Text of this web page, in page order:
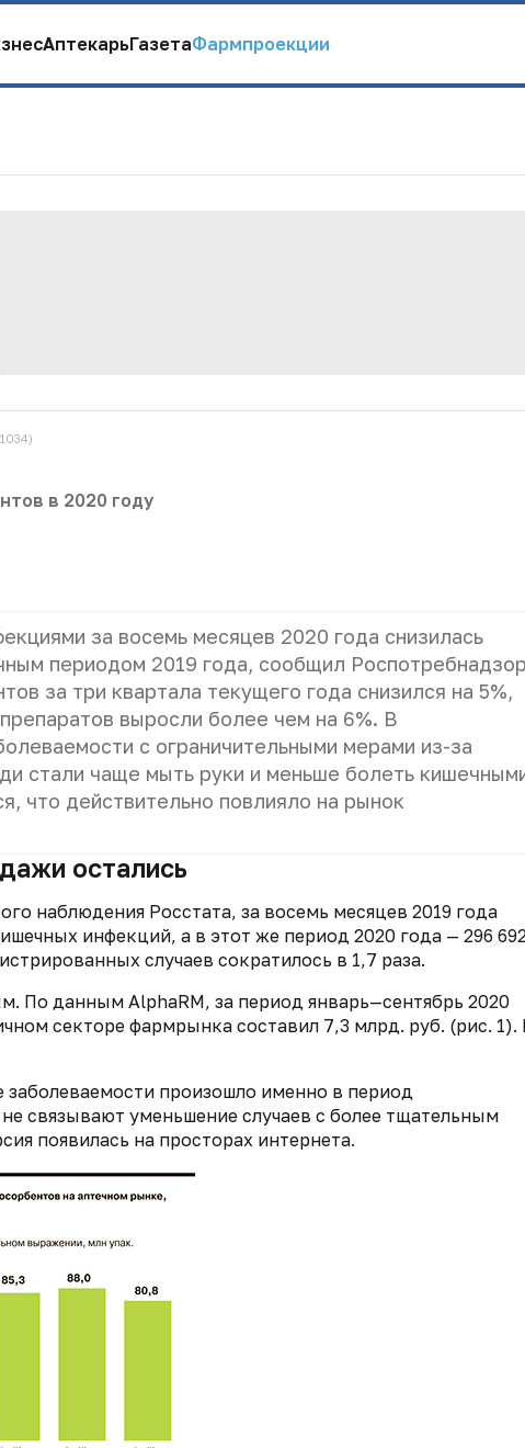
АптекарьГазетаФармпроекции
в 2020 году
за восемь месяцев 2020 года снизилась
периодом 2019 года, сообщил
за три квартала текущего года снизился на 5%,
выросли более чем на 6%. В
с ограничительными мерами из-за
стали чаще мыть руки и меньше болеть
что действительно повлияло на рынок
остались
наблюдения Росстата, за восемь месяцев 2019 года
инфекций, а в этот же период 2020 года — 296
случаев сократилось в 1,7 раза.
По данным AlphaRM, за период январь—сентябрь 2020
секторе фармрынка составил 7,3 млрд. руб. (рис. 1).
произошло именно в период
связывают уменьшение случаев с более тщательным
появилась на просторах интернета.